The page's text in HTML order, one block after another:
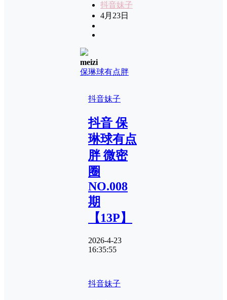
抖音妹子
4月23日
meizi
保琳球有点胖
抖音妹子
抖音 保
琳球有点
胖 微密
圈
NO.008
期
【13P】
2026-4-23
16:35:55
抖音妹子